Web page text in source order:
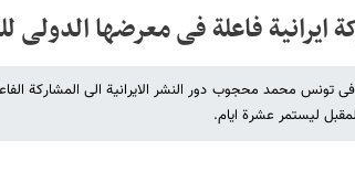
ایرانیة فاعلة فی معرضها الدولی
تونس محمد محجوب دور النشر الایرانیة الی المشارکة